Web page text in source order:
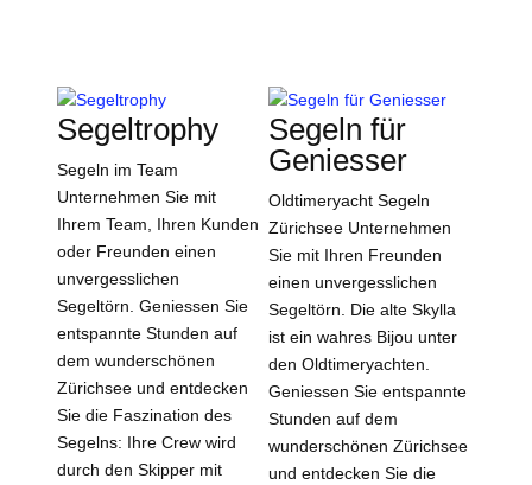
Segeltrophy
Segeln im Team
Unternehmen Sie mit
Ihrem Team, Ihren Kunden
oder Freunden einen
unvergesslichen
Segeltörn. Geniessen Sie
entspannte Stunden auf
dem wunderschönen
Zürichsee und entdecken
Sie die Faszination des
Segelns: Ihre Crew wird
durch den Skipper mit
Segeln für
Geniesser
Oldtimeryacht Segeln
Zürichsee Unternehmen
Sie mit Ihren Freunden
einen unvergesslichen
Segeltörn. Die alte Skylla
ist ein wahres Bijou unter
den Oldtimeryachten.
Geniessen Sie entspannte
Stunden auf dem
wunderschönen Zürichsee
und entdecken Sie die